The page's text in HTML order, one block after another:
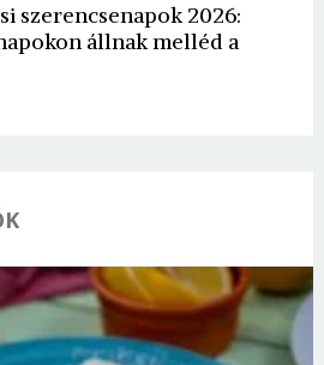
szerencsenapok 2026:
állnak melléd a